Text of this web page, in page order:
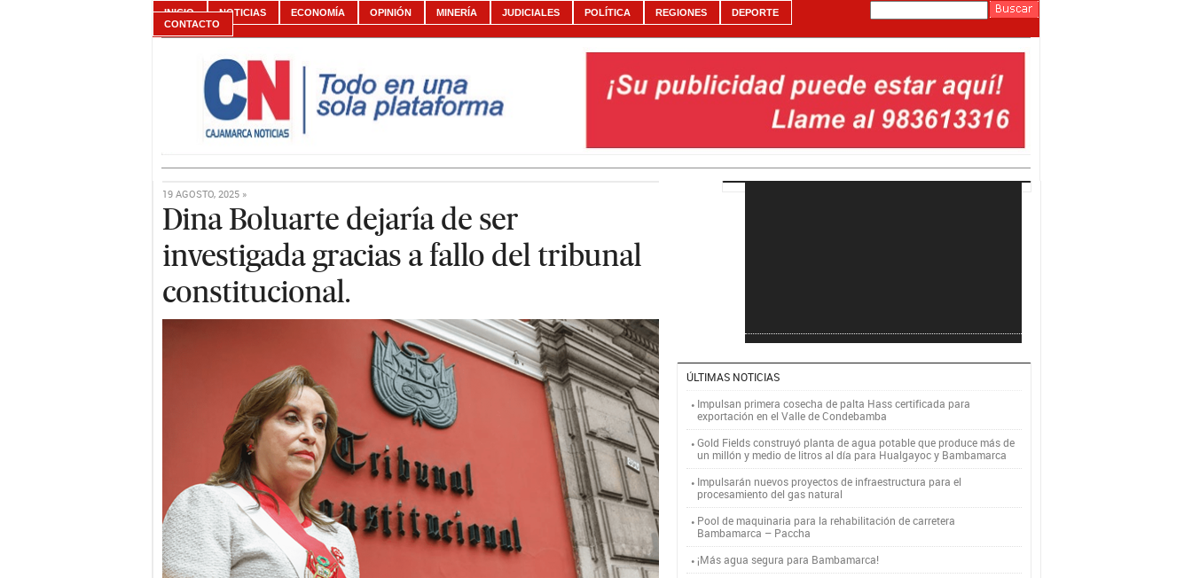
INICIO NOTICIAS ECONOMÍA OPINIÓN MINERÍA JUDICIALES POLÍTICA REGIONES
DEPORTE
CONTACTO
19 AGOSTO, 2025 »
Dina Boluarte dejaría de ser
investigada gracias a fallo del tribunal
constitucional.
ÚLTIMAS NOTICIAS
Impulsan primera cosecha de palta Hass certificada para
exportación en el Valle de Condebamba
Gold Fields construyó planta de agua potable que produce más de
un millón y medio de litros al día para Hualgayoc y Bambamarca
Impulsarán nuevos proyectos de infraestructura para el
procesamiento del gas natural
Pool de maquinaria para la rehabilitación de carretera
Bambamarca – Paccha
¡Más agua segura para Bambamarca!